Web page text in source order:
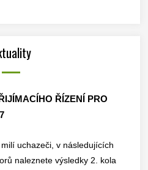
ŘÍZENÍ PRO
uchazeči, v následujících
naleznete výsledky 2. kola